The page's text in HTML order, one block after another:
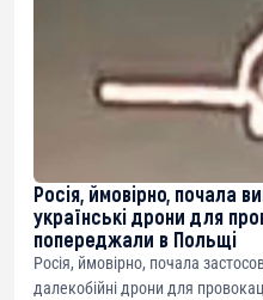
Росія, ймовірно, почала
українські дрони для
попереджали в Польщі
Росія, ймовірно, почала
далекобійні дрони для